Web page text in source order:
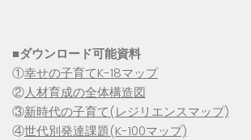
■ダウンロード可能資料
①幸せの子育てK-18マップ
②人材育成の全体構造図
③新時代の子育て(レジリエンスマップ)
④世代別発達課題(K-100マップ)